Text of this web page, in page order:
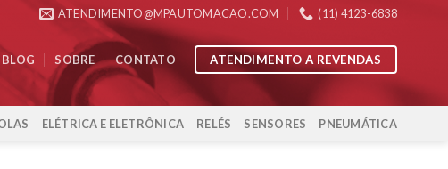
ATENDIMENTO@MPAUTOMACAO.COM (11) 4123-6838
BLOG SOBRE CONTATO ATENDIMENTO A REVENDAS
ELÉTRICA E ELETRÔNICA RELÉS SENSORES PNEUMÁTICA